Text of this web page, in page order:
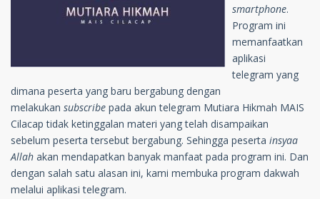
smartphone.
Program ini
memanfaatkan
aplikasi
telegram yang
dimana peserta yang baru bergabung dengan
melakukan subscribe pada akun telegram Mutiara Hikmah MAIS
Cilacap tidak ketinggalan materi yang telah disampaikan
sebelum peserta tersebut bergabung. Sehingga peserta insyaa
Allah akan mendapatkan banyak manfaat pada program ini. Dan
dengan salah satu alasan ini, kami membuka program dakwah
melalui aplikasi telegram.